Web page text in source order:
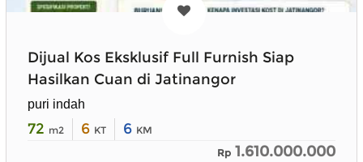
Dijual Kos Eksklusif Full Furnish Siap
Hasilkan Cuan di Jatinangor
puri indah
72 m2 6 KT 6 KM
Rp 1.610.000.000